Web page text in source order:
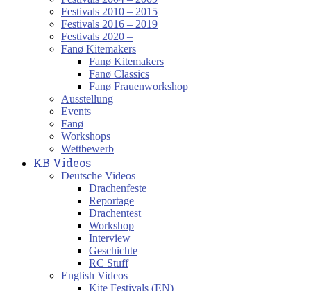
Festivals 2010 – 2015
Festivals 2016 – 2019
Festivals 2020 –
Fanø Kitemakers
Fanø Kitemakers
Fanø Classics
Fanø Frauenworkshop
Ausstellung
Events
Fanø
Workshops
Wettbewerb
KB Videos
Deutsche Videos
Drachenfeste
Reportage
Drachentest
Workshop
Interview
Geschichte
RC Stuff
English Videos
Kite Festivals (EN)